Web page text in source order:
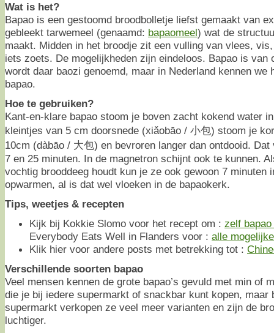
Wat is het?
Bapao is een gestoomd broodbolletje liefst gemaakt van
gebleekt tarwemeel (genaamd: bapaomeel) wat de
maakt. Midden in het broodje zit een vulling van vlees,
iets zoets. De mogelijkheden zijn eindeloos. Bapao is van
wordt daar baozi genoemd, maar in Nederland kennen we
bapao.
Hoe te gebruiken?
Kant-en-klare bapao stoom je boven zacht kokend water
kleintjes van 5 cm doorsnede (xiǎobāo / 小包) stoom je
10cm (dàbāo / 大包) en bevroren langer dan ontdooid.
7 en 25 minuten. In de magnetron schijnt ook te kunnen.
vochtig brooddeeg houdt kun je ze ook gewoon 7 minuten
opwarmen, al is dat wel vloeken in de bapaokerk.
Tips, weetjes & recepten
Kijk bij Kokkie Slomo voor het recept om : zelf
Everybody Eats Well in Flanders voor : alle
Klik hier voor andere posts met betrekking tot :
Verschillende soorten bapao
Veel mensen kennen de grote bapao’s gevuld met min of
die je bij iedere supermarkt of snackbar kunt kopen, maar
supermarkt verkopen ze veel meer varianten en zijn de
luchtiger.